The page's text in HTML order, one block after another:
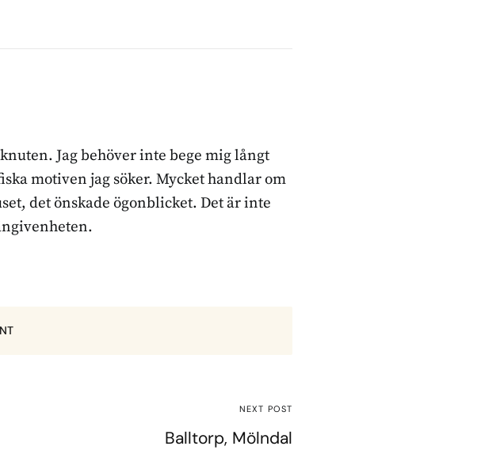
Jag behöver inte bege mig långt
motiven jag söker. Mycket handlar om
det önskade ögonblicket. Det är inte
NEXT POST
Balltorp, Mölndal